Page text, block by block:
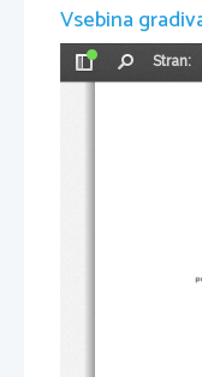
Vsebina
Preklopi
Stran: